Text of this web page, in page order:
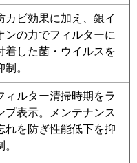
カビ効果に加え、銀イ
ンの力でフィルターに
着した菌・ウイルスを
制。
ィルター清掃時期をラ
プ表示。メンテナンス
れを防ぎ性能低下を抑
。